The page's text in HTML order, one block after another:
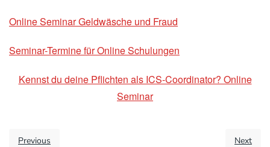
Online Seminar Geldwäsche und Fraud
Seminar-Termine für Online Schulungen
Kennst du deine Pflichten als ICS-Coordinator? Online
Seminar
Previous Next